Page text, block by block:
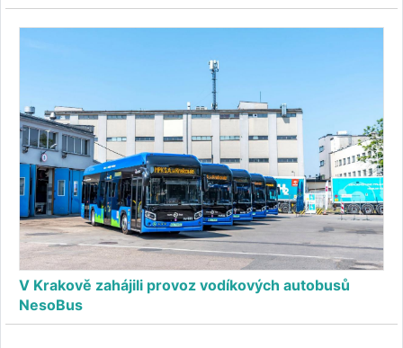
V Krakově zahájili provoz vodíkových autobusů
NesoBus